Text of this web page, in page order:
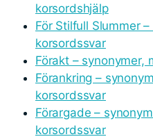
korsordshjälp
För Stilfull Slummer
korsordssvar
Förakt – synonymer,
Förankring –
korsordssvar
Förargade –
korsordssvar